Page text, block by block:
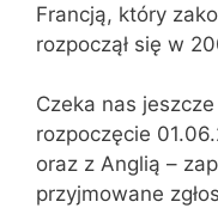
Francją, który
rozpoczął się w
Czeka nas
rozpoczęcie
oraz z Anglią –
przyjmowane